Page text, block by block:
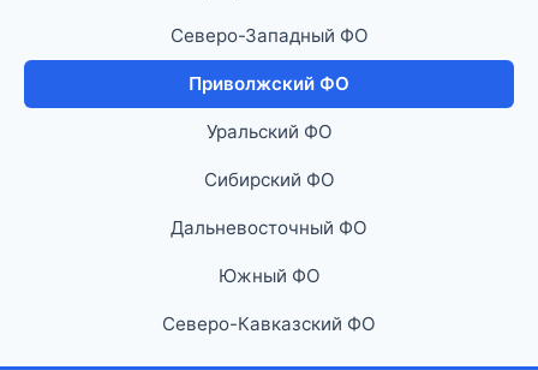
Северо-Западный ФО
Приволжский ФО
Уральский ФО
Сибирский ФО
Дальневосточный ФО
Южный ФО
Северо-Кавказский ФО